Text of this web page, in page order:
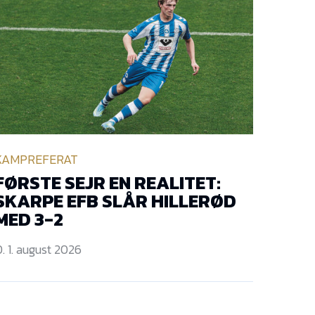
SEJR EN REALITET:
EFB SLÅR HILLERØD
3-2
1. august 2026